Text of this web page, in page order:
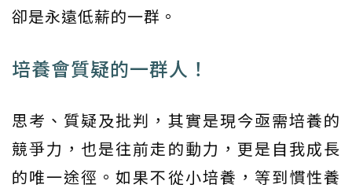
卻是永遠低薪的一群。
培養會質疑的一群人！
思考、質疑及批判，其實是現今亟需培養的
競爭力，也是往前走的動力，更是自我成長
的唯一途徑。如果不從小培養，等到慣性養